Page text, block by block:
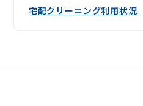
宅配クリーニング利用状況